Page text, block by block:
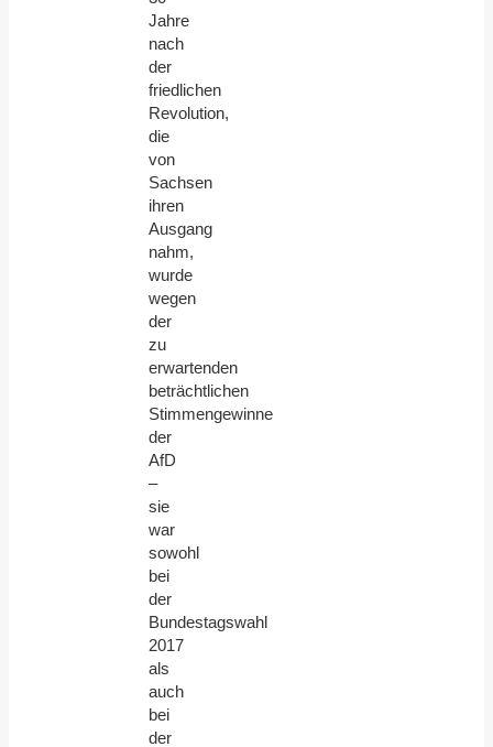
Jahre
nach
der
friedlichen
Revolution,
die
von
Sachsen
ihren
Ausgang
nahm,
wurde
wegen
der
zu
erwartenden
beträchtlichen
Stimmengewinne
der
AfD
–
sie
war
sowohl
bei
der
Bundestagswahl
2017
als
auch
bei
der